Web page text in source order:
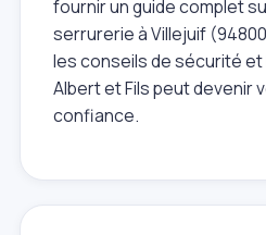
fournir un guide complet
serrurerie à Villejuif
les conseils de sécurité et
Albert et Fils peut devenir
confiance.